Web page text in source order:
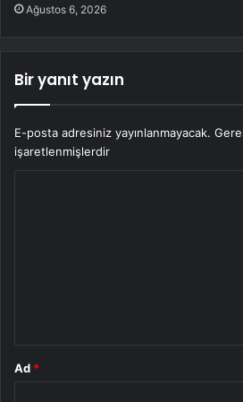
Ağustos 6, 2026
Bir yanıt yazın
E-posta adresiniz yayınlanmayacak.
işaretlenmişlerdir
Ad *